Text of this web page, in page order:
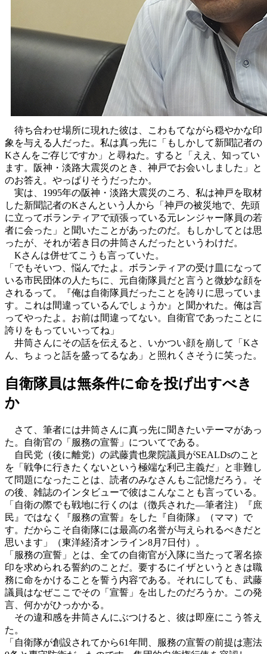
待ち合わせ場所に現れた彼は、こわもてながら穏やかな印
象を与える人だった。私は真っ先に「もしかして新聞記者の
Kさんをご存じですか」と尋ねた。すると「ええ、知ってい
ます。阪神・淡路大震災のとき、神戸でお会いしました」と
のお答え。やっぱりそうだったか。
実は、1995年の阪神・淡路大震災のころ、私は神戸を取材
した新聞記者のKさんという人から「神戸の被災地で、先頭
に立ってボランティアで頑張っている元レンジャー隊員の若
者に会った」と聞いたことがあったのだ。もしかしてとは思
ったが、それが若き日の井筒さんだったというわけだ。
Kさんは併せてこうも言っていた。
「でもそいつ、悩んでたよ。ボランティアの受け皿になって
いる市民団体の人たちに、元自衛隊員だと言うと微妙な顔を
されるって。『俺は自衛隊員だったことを誇りに思っていま
す。これは間違っているんでしょうか』と聞かれた。俺は言
ってやったよ。お前は間違ってない。自衛官であったことに
誇りをもっていいってね」
井筒さんにその話を伝えると、いかつい顔を崩して「Kさ
ん、ちょっと話を盛ってるなあ」と照れくさそうに笑った。
自衛隊員は無条件に命を投げ出すべき
か
さて、筆者には井筒さんに真っ先に聞きたいテーマがあっ
た。自衛官の「服務の宣誓」についてである。
自民党（後に離党）の武藤貴也衆院議員がSEALDsのこと
を「戦争に行きたくないという極端な利己主義だ」と非難し
て問題になったことは、読者のみなさんもご記憶だろう。そ
の後、雑誌のインタビューで彼はこんなことも言っている。
「自衛の際でも戦地に行くのは（徴兵された―筆者注）『庶
民』ではなく『服務の宣誓』をした『自衛隊』（ママ）で
す。だからこそ自衛隊には最高の名誉が与えられるべきだと
思います」（東洋経済オンライン8月7日付）。
「服務の宣誓」とは、全ての自衛官が入隊に当たって署名捺
印を求められる誓約のことだ。要するにイザというときは職
務に命をかけることを誓う内容である。それにしても、武藤
議員はなぜここでその「宣誓」を出したのだろうか。この発
言、何かがひっかかる。
その違和感を井筒さんにぶつけると、彼は即座にこう答え
た。
「自衛隊が創設されてから61年間、服務の宣誓の前提は憲法